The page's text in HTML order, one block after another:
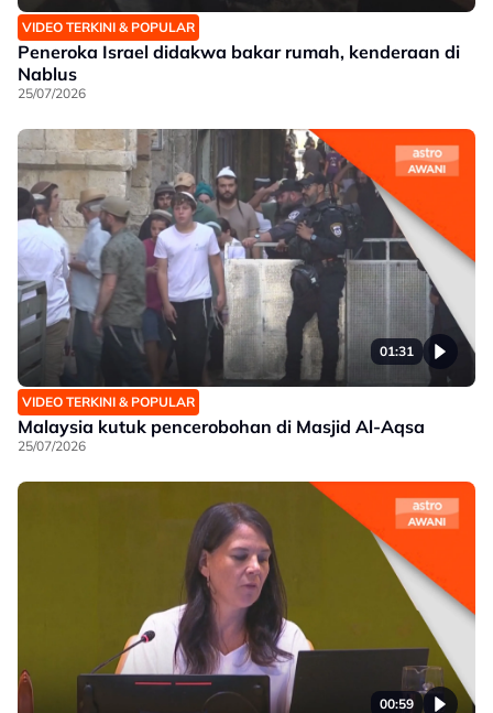
VIDEO TERKINI & POPULAR
Peneroka Israel didakwa bakar rumah, kenderaan di
Nablus
25/07/2026
01:31
VIDEO TERKINI & POPULAR
Malaysia kutuk pencerobohan di Masjid Al-Aqsa
25/07/2026
00:59